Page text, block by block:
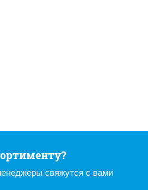
свяжутся с вами